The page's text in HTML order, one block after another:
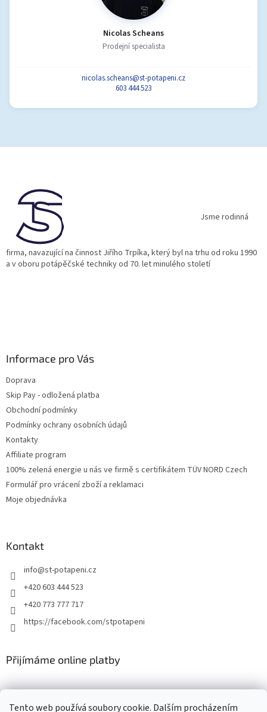
Tento web používá soubory cookie. Dalším procházením
Nicolas Scheans
Prodejní specialista
nicolas.scheans@st-potapeni.cz
603 444 523
Jsme rodinná
firma, navazující na činnost Jiřího Trpíka, který byl na trhu od roku 1990
a v oboru potápěčské techniky od 70. let minulého století
Informace pro Vás
Doprava
Skip Pay - odložená platba
Obchodní podmínky
Podmínky ochrany osobních údajů
Kontakty
Affiliate program
100% zelená energie u nás ve firmě s certifikátem TÜV NORD Czech
Formulář pro vrácení zboží a reklamaci
Moje objednávka
Kontakt
info@st-potapeni.cz
+420 603 444 523
+420 773 777 717
https://facebook.com/stpotapeni
Přijímáme online platby